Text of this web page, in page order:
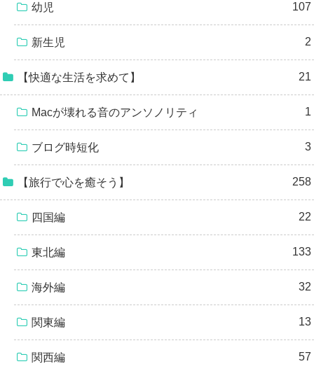
幼児 107
新生児 2
【快適な生活を求めて】 21
Macが壊れる音のアンソノリティ 1
ブログ時短化 3
【旅行で心を癒そう】 258
四国編 22
東北編 133
海外編 32
関東編 13
関西編 57